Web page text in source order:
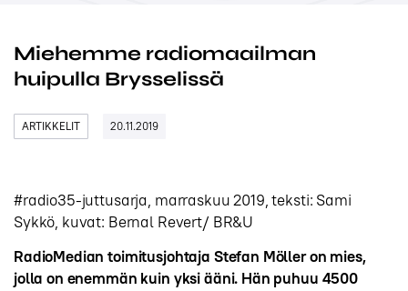
Miehemme radiomaailman
huipulla Brysselissä
ARTIKKELIT 20.11.2019
#radio35-juttusarja, marraskuu 2019, teksti: Sami
Sykkö, kuvat: Bernal Revert/ BR&U
RadioMedian toimitusjohtaja Stefan Möller on mies,
jolla on enemmän kuin yksi ääni. Hän puhuu 4500